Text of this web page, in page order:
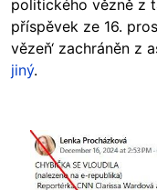
politického vězně z
příspěvek ze 16.
vězeň‘ zachráněn z
jiný.
Image